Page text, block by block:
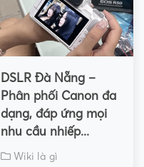
DSLR Đà Nẵng –
Phân phối Canon đa
dạng, đáp ứng mọi
nhu cầu nhiếp...
Wiki là gì